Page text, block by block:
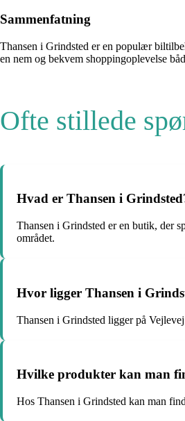
Sammenfatning
Thansen i Grindsted er en populær
en nem og bekvem shoppingoplevelse
Ofte stillede
Hvad er Thansen i
Thansen i Grindsted er en butik, der
området.
Hvor ligger Thansen i
Thansen i Grindsted ligger på
Hvilke produkter kan man
Hos Thansen i Grindsted kan man